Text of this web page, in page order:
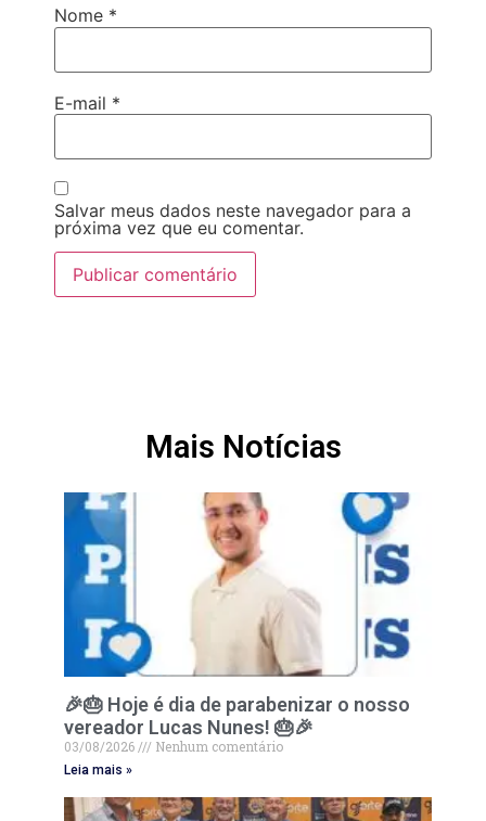
Nome *
E-mail *
Salvar meus dados neste navegador para a
próxima vez que eu comentar.
Mais Notícias
🎉🎂 Hoje é dia de parabenizar o nosso
vereador Lucas Nunes! 🎂🎉
03/08/2026 Nenhum comentário
Leia mais »